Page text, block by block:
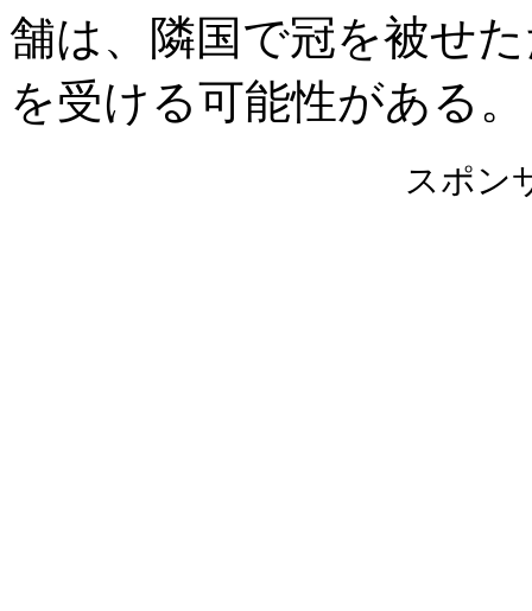
舗は、隣国で冠を被せ
を受ける可能性がある。
スポン